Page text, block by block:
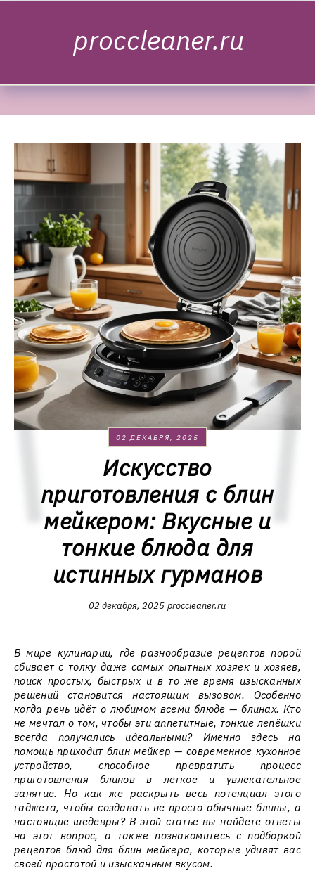
proccleaner.ru
02 ДЕКАБРЯ, 2025
Искусство
приготовления с блин
мейкером: Вкусные и
тонкие блюда для
истинных гурманов
02 декабря, 2025 proccleaner.ru
В мире кулинарии, где разнообразие рецептов порой
сбивает с толку даже самых опытных хозяек и хозяев,
поиск простых, быстрых и в то же время изысканных
решений становится настоящим вызовом. Особенно
когда речь идёт о любимом всеми блюде — блинах. Кто
не мечтал о том, чтобы эти аппетитные, тонкие лепёшки
всегда получались идеальными? Именно здесь на
помощь приходит блин мейкер — современное кухонное
устройство, способное превратить процесс
приготовления блинов в легкое и увлекательное
занятие. Но как же раскрыть весь потенциал этого
гаджета, чтобы создавать не просто обычные блины, а
настоящие шедевры? В этой статье вы найдёте ответы
на этот вопрос, а также познакомитесь с подборкой
рецептов блюд для блин мейкера, которые удивят вас
своей простотой и изысканным вкусом.